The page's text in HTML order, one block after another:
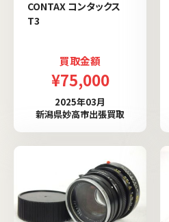
CONTAX コンタックス
T3
買取金額
¥75,000
2025年03月
新潟県妙高市出張買取